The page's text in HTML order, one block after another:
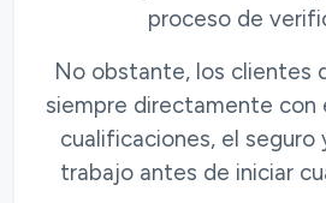
proceso de
No obstante, los clientes
siempre directamente con
cualificaciones, el seguro
trabajo antes de iniciar